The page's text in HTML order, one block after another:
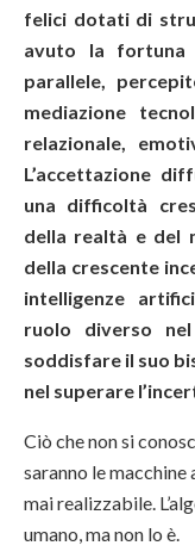
felici dotati di
avuto la fortuna
parallele,
mediazione
relazionale,
L’accettazione
una difficoltà
della realtà e del
della crescente
intelligenze
ruolo diverso
soddisfare il suo
nel superare
Ciò che non si
saranno le macchine
mai realizzabile.
umano, ma non lo è.